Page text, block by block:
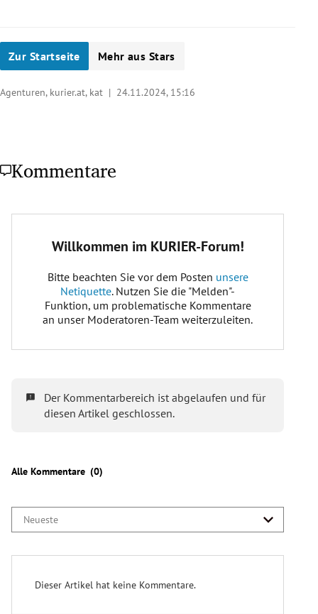
Zur Startseite Mehr aus Stars
Agenturen, kurier.at, kat | 24.11.2024, 15:16
Kommentare